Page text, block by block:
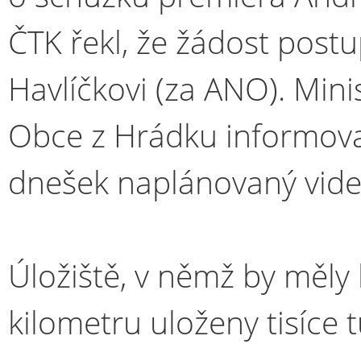
ČTK řekl, že žádost
Havlíčkovi (za ANO).
Obce z Hrádku
dnešek naplánovaný
Úložiště, v němž by
kilometru uloženy tisíce